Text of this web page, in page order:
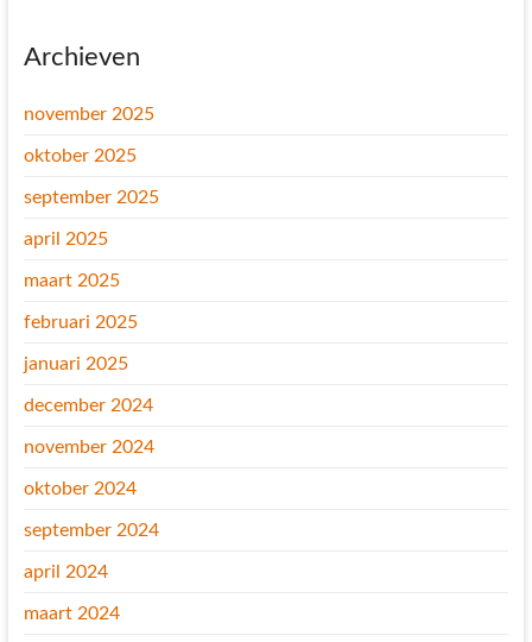
Archieven
november 2025
oktober 2025
september 2025
april 2025
maart 2025
februari 2025
januari 2025
december 2024
november 2024
oktober 2024
september 2024
april 2024
maart 2024